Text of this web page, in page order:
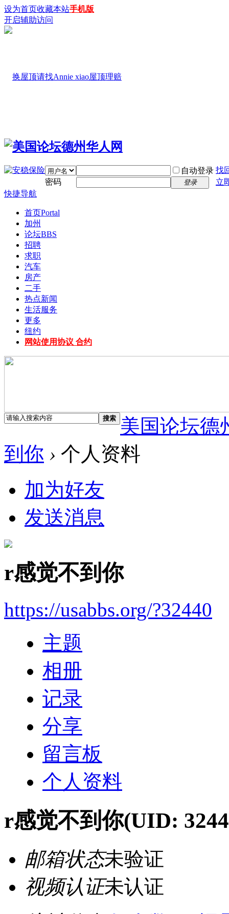
设为首页收藏本站手机版
开启辅助访问
自动登录 找
密码
登录
立
快捷导航
首页Portal
加州
论坛BBS
招聘
求职
汽车
房产
二手
热点新闻
生活服务
更多
纽约
网站使用协议 合约
搜索
美国论坛德
到你 › 个人资料
加为好友
发送消息
r感觉不到你
https://usabbs.org/?32440
主题
相册
记录
分享
留言板
个人资料
r感觉不到你(UID:
邮箱状态未验证
视频认证未认证